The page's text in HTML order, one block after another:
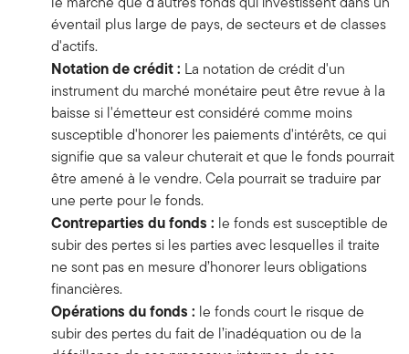
éventail plus large de pays, de secteurs et de classes
d'actifs.
Notation de crédit : La notation de crédit d'un
instrument du marché monétaire peut être revue à la
baisse si l'émetteur est considéré comme moins
susceptible d'honorer les paiements d'intérêts, ce qui
signifie que sa valeur chuterait et que le fonds pourrait
être amené à le vendre. Cela pourrait se traduire par
une perte pour le fonds.
Contreparties du fonds : le fonds est susceptible de
subir des pertes si les parties avec lesquelles il traite
ne sont pas en mesure d’honorer leurs obligations
financières.
Opérations du fonds : le fonds court le risque de
subir des pertes du fait de l’inadéquation ou de la